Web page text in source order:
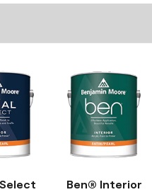
Ben® Interior